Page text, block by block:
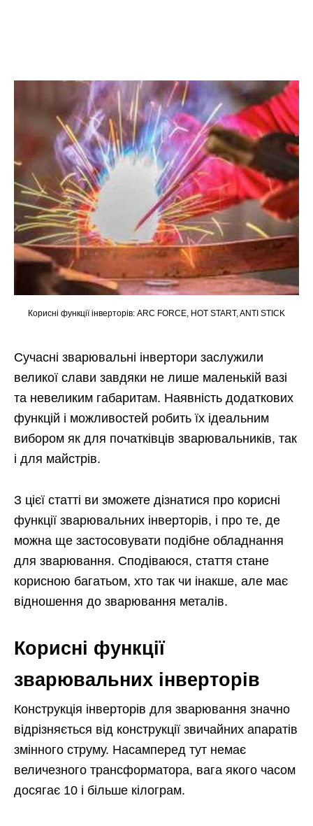
Корисні функції інверторів: ARC FORCE, HOT START, ANTI STICK
Сучасні зварювальні інвертори заслужили
великої слави завдяки не лише маленькій вазі
та невеликим габаритам. Наявність додаткових
функцій і можливостей робить їх ідеальним
вибором як для початківців зварювальників, так
і для майстрів.
З цієї статті ви зможете дізнатися про корисні
функції зварювальних інверторів, і про те, де
можна ще застосовувати подібне обладнання
для зварювання. Сподіваюся, стаття стане
корисною багатьом, хто так чи інакше, але має
відношення до зварювання металів.
Корисні функції
зварювальних інверторів
Конструкція інверторів для зварювання значно
відрізняється від конструкції звичайних апаратів
змінного струму. Насамперед тут немає
величезного трансформатора, вага якого часом
досягає 10 і більше кілограм.